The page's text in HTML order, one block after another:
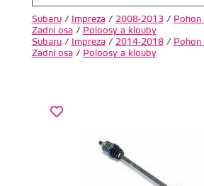
Subaru/ Impreza/ 2008-2013/
Zadní osa/ Poloosy a klouby
Subaru/ Impreza/ 2014-2018/
Zadní osa/ Poloosy a klouby